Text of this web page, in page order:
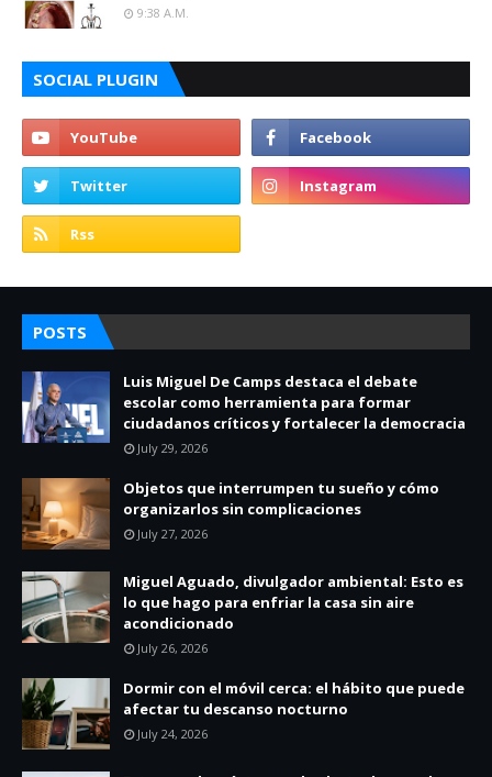
9:38 A.m.
SOCIAL PLUGIN
POSTS
Luis Miguel De Camps destaca el debate
escolar como herramienta para formar
ciudadanos críticos y fortalecer la democracia
July 29, 2026
Objetos que interrumpen tu sueño y cómo
organizarlos sin complicaciones
July 27, 2026
Miguel Aguado, divulgador ambiental: Esto es
lo que hago para enfriar la casa sin aire
acondicionado
July 26, 2026
Dormir con el móvil cerca: el hábito que puede
afectar tu descanso nocturno
July 24, 2026